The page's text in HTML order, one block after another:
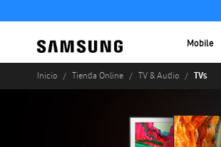
Mobile
Inicio Tienda Online TV & Audio TVs